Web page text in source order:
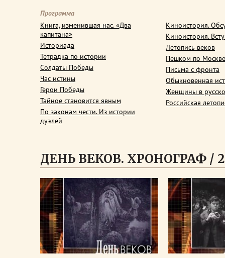
Программа
Книга, изменившая нас. «Два
капитана»
Историада
Тетрадка по истории
Солдаты Победы
Час истины
Герои Победы
Тайное становится явным
По законам чести. Из истории
дуэлей
Киноистория.
Киноистория.
Летопись веков
Пешком по Москве
Письма с фронта
Обыкновенная
Женщины в
Российская
ДЕНЬ ВЕКОВ. ХРОНОГРАФ /